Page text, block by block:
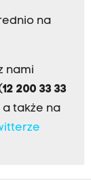
na
nami
12 200 33 33
także na